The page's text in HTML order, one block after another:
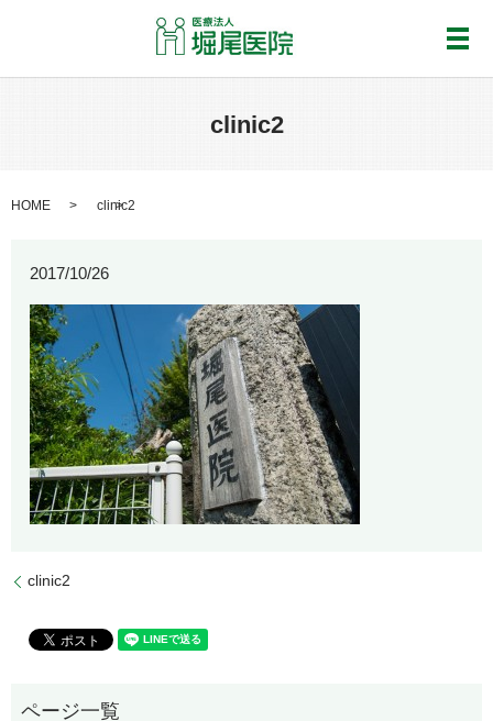
メ
clinic2
HOME clinic2
2017/10/26
clinic2